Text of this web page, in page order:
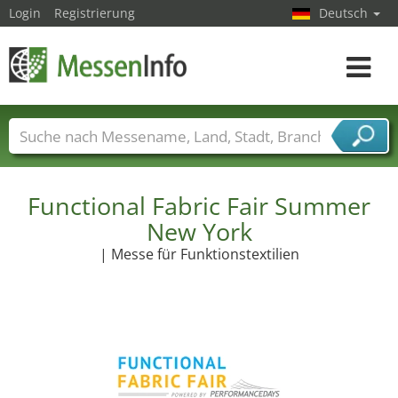
Functional Fabric Fair Summer
New York
| Messe für Funktionstextilien
Login Registrierung Deutsch
Toggle
Messenamen Länder Städte
Branchen